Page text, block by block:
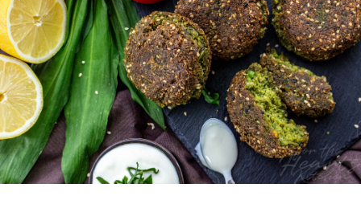
Kitchen |
die
Küche
mit Herz
von
Christian
Schäfer.